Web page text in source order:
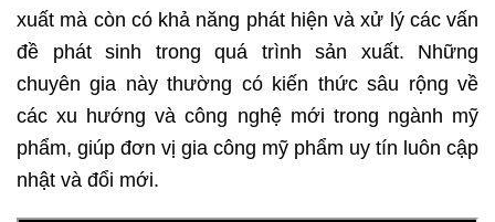
xuất mà còn có khả năng phát hiện và xử lý các vấn
đề phát sinh trong quá trình sản xuất. Những
chuyên gia này thường có kiến thức sâu rộng về
các xu hướng và công nghệ mới trong ngành mỹ
phẩm, giúp đơn vị gia công mỹ phẩm uy tín luôn cập
nhật và đổi mới.